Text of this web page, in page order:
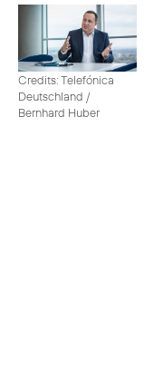
Credits: Telefónica
Deutschland /
Bernhard Huber